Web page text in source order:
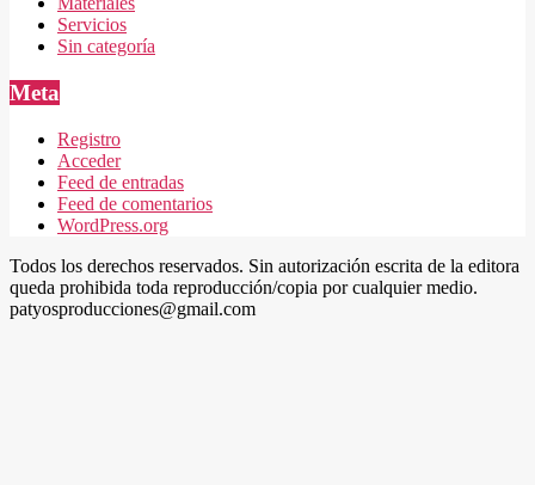
Servicios
Sin categoría
Meta
Registro
Acceder
Feed de entradas
Feed de comentarios
WordPress.org
Todos los derechos reservados. Sin autorización escrita de la editora
queda prohibida toda reproducción/copia por cualquier medio.
patyosproducciones@gmail.com